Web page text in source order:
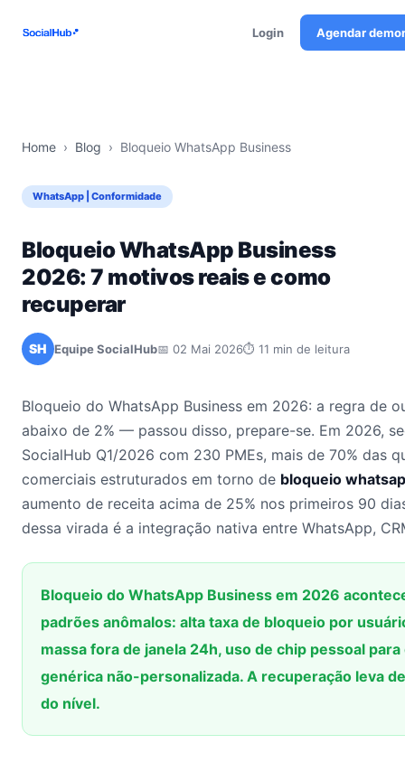
Login Agendar
Home › Blog › Bloqueio WhatsApp Business
WhatsApp | Conformidade
Bloqueio WhatsApp Business
2026: 7 motivos reais e como
recuperar
SH Equipe SocialHub📅 02 Mai 2026⏱ 11 min de leitura
Bloqueio do WhatsApp Business em 2026: a regra de
abaixo de 2% — passou disso, prepare-se. Em 2026,
SocialHub Q1/2026 com 230 PMEs, mais de 70% das
comerciais estruturados em torno de bloqueio
aumento de receita acima de 25% nos primeiros 90
dessa virada é a integração nativa entre WhatsApp,
Bloqueio do WhatsApp Business em 2026
padrões anômalos: alta taxa de bloqueio por
massa fora de janela 24h, uso de chip pessoal
genérica não-personalizada. A recuperação leva
do nível.